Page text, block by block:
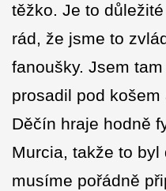
těžko. Je to
rád, že jsme to
fanoušky. Jsem
prosadil pod
Děčín hraje hodně
Murcia, takže to byl
musíme pořádně